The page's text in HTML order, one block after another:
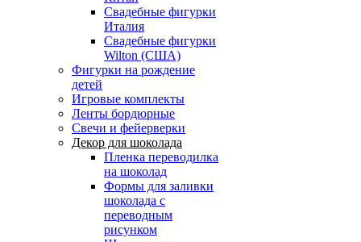
Свадебные фигурки
Италия
Свадебные фигурки
Wilton (США)
Фигурки на рождение
детей
Игровые комплекты
Ленты бордюрные
Свечи и фейерверки
Декор для шоколада
Пленка переводилка
на шоколад
Формы для заливки
шоколада с
переводным
рисунком